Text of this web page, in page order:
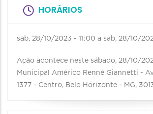
HORÁRIOS
sab, 28/10/2023 - 11:00 a sab, 28/10/
Ação acontece neste sábado, 28/10/
Municipal Américo Renné Giannetti -
1377 - Centro, Belo Horizonte - MG,